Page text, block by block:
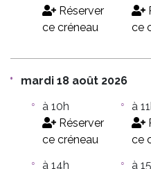
Réserver
ce créneau
ce
mardi 18 août 2026
à 10h
Réserver
ce créneau
à
ce
à 14h
à